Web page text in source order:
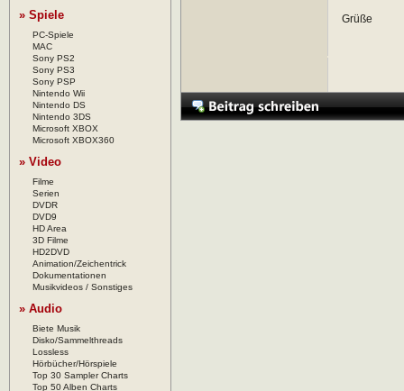
» Spiele
PC-Spiele
MAC
Sony PS2
Sony PS3
Sony PSP
Nintendo Wii
Nintendo DS
Nintendo 3DS
Microsoft XBOX
Microsoft XBOX360
» Video
Filme
Serien
DVDR
DVD9
HD Area
3D Filme
HD2DVD
Animation/Zeichentrick
Dokumentationen
Musikvideos / Sonstiges
» Audio
Biete Musik
Disko/Sammelthreads
Lossless
Hörbücher/Hörspiele
Top 30 Sampler Charts
Top 50 Alben Charts
Grüße